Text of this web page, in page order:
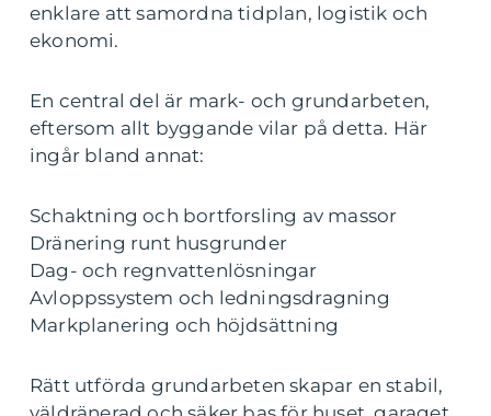
enklare att samordna tidplan, logistik och
ekonomi.
En central del är mark- och grundarbeten,
eftersom allt byggande vilar på detta. Här
ingår bland annat:
Schaktning och bortforsling av massor
Dränering runt husgrunder
Dag- och regnvattenlösningar
Avloppssystem och ledningsdragning
Markplanering och höjdsättning
Rätt utförda grundarbeten skapar en stabil,